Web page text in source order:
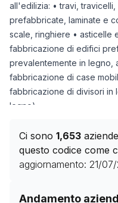
all'edilizia: • travi,
prefabbricate, laminate e
scale, ringhiere • asticelle
fabbricazione di edifici
prevalentemente in legno,
fabbricazione di case
fabbricazione di divisori in
legno)
fabbricazione di serre
fabbricazione di stand in
fiere) Sono escluse le
Ci sono 1,653
questo codice come
aggiornamento: 21/
Andamento
Storico numero di